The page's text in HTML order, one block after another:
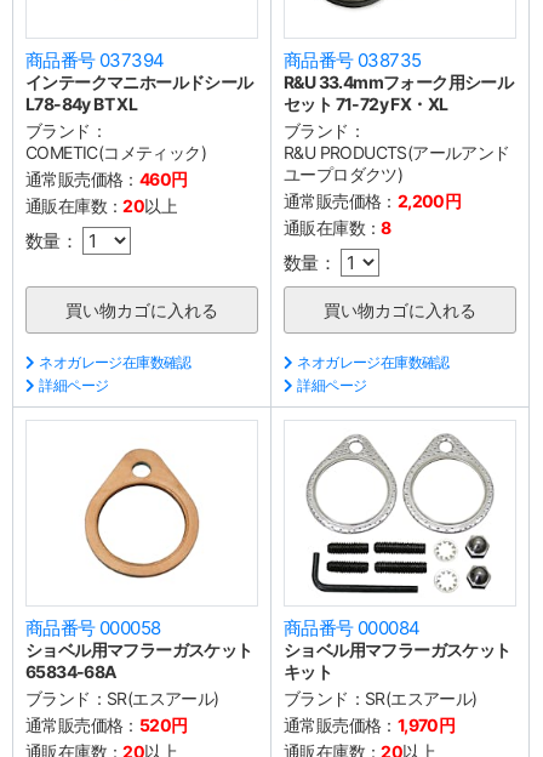
商品番号 037394
インテークマニホールドシール
L78-84y BT XL
ブランド：
COMETIC(コメティック)
通常販売価格： 460円
通販在庫数：20以上
数量：
ネオガレージ在庫数確認
詳細ページ
商品番号 038735
R&U 33.4mmフォーク用シール
セット 71-72y FX・XL
ブランド：
R&U PRODUCTS(アールアンド
ユープロダクツ)
通常販売価格： 2,200円
通販在庫数：8
数量：
ネオガレージ在庫数確認
詳細ページ
商品番号 000058
ショベル用マフラーガスケット
65834-68A
ブランド： SR(エスアール)
通常販売価格： 520円
通販在庫数：20以上
商品番号 000084
ショベル用マフラーガスケット
キット
ブランド： SR(エスアール)
通常販売価格： 1,970円
通販在庫数：20以上